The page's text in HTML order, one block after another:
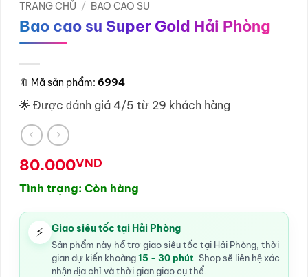
TRANG CHỦ / BAO CAO SU
Bao cao su Super Gold Hải Phòng
🔖 Mã sản phẩm: 6994
🌟 Được đánh giá 4/5 từ 29 khách hàng
80.000VND
Tình trạng: Còn hàng
⚡ Giao siêu tốc tại Hải Phòng
Sản phẩm này hỗ trợ giao siêu tốc tại Hải Phòng, thời
gian dự kiến khoảng15 - 30 phút . Shop sẽ liên hệ xác
nhận địa chỉ và thời gian giao cụ thể.